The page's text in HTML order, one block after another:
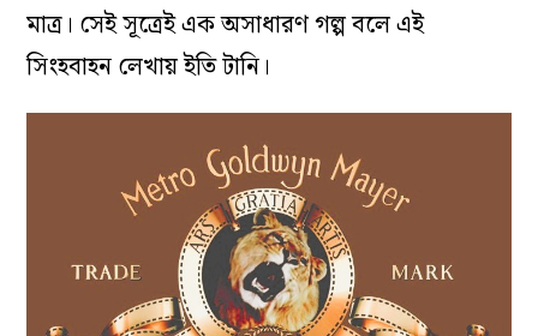
মাত্র। সেই সূত্রেই এক অসাধারণ গল্প বলে এই
সিংহবাহন লেখায় ইতি টানি।